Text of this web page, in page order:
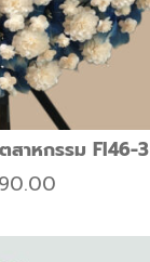
าหกรรม FI46-3